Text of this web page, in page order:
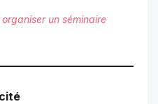
un séminaire